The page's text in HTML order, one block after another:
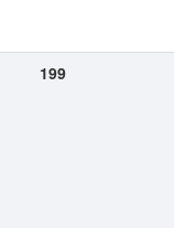
199